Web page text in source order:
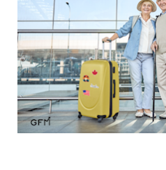
RESSOURCES
GFM
SANTÉ
RENDEZ-
VOUS